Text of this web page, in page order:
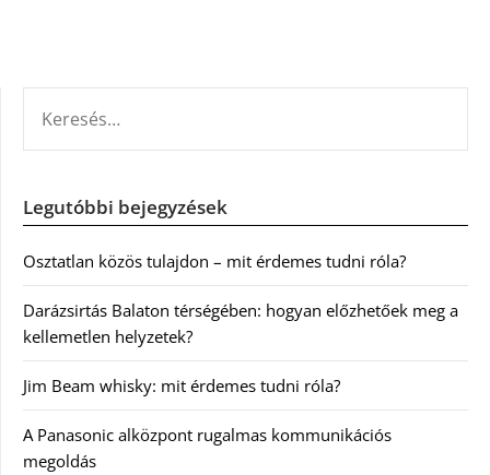
Legutóbbi bejegyzések
Osztatlan közös tulajdon – mit érdemes tudni róla?
Darázsirtás Balaton térségében: hogyan előzhetőek meg a
kellemetlen helyzetek?
Jim Beam whisky: mit érdemes tudni róla?
A Panasonic alközpont rugalmas kommunikációs
megoldás